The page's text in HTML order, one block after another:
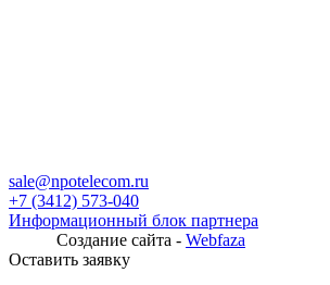
sale@npotelecom.ru
+7 (3412) 573-040
Информационный блок партнера
Создание сайта - Webfaza
Оставить заявку